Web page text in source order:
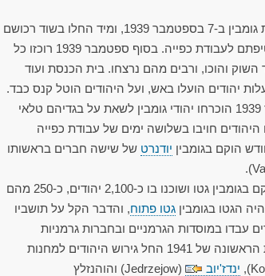
הגרמנים כבשו את גומבין ב-7 בספטמבר 1939, ומיד החלו בשוד רכושם
של היהודים ובחטיפתם לעבודת כפייה. בסוף ספטמבר 1939 רוכזו כל
השוק והוכו, ורבים מהם נרצחו. בית הכנסת ועוד
יהודים הועלו באש, ועל היהודים הוטל קנס כבד.
מראשית אוקטובר 1939 הוכרחו יהודי גומבין לשאת על בגדיהם טלאי
היהודים חויבו בשלושה ימים של עבודת כפייה
הוקם בגומבין יודנרט של שישה חברים בראשותו
בראשית 1940 הוקם בגומבין גטו ושוכנו בו כ-2,100 יהודים, כ-250 מהם
הגטו בגומבין גטו פתוח, והדבר הקל על תושביו
עבדו במוסדות הגרמניים ובחברות גרמניות
בסביבה. במחצית הראשונה של 1941 החל גירוש היהודים למחנות
ינדז'יוב
(Jedrzejow) והוהנזלץ